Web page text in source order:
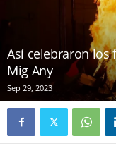
Así celebraron los
Mig Any
Sep 29, 2023